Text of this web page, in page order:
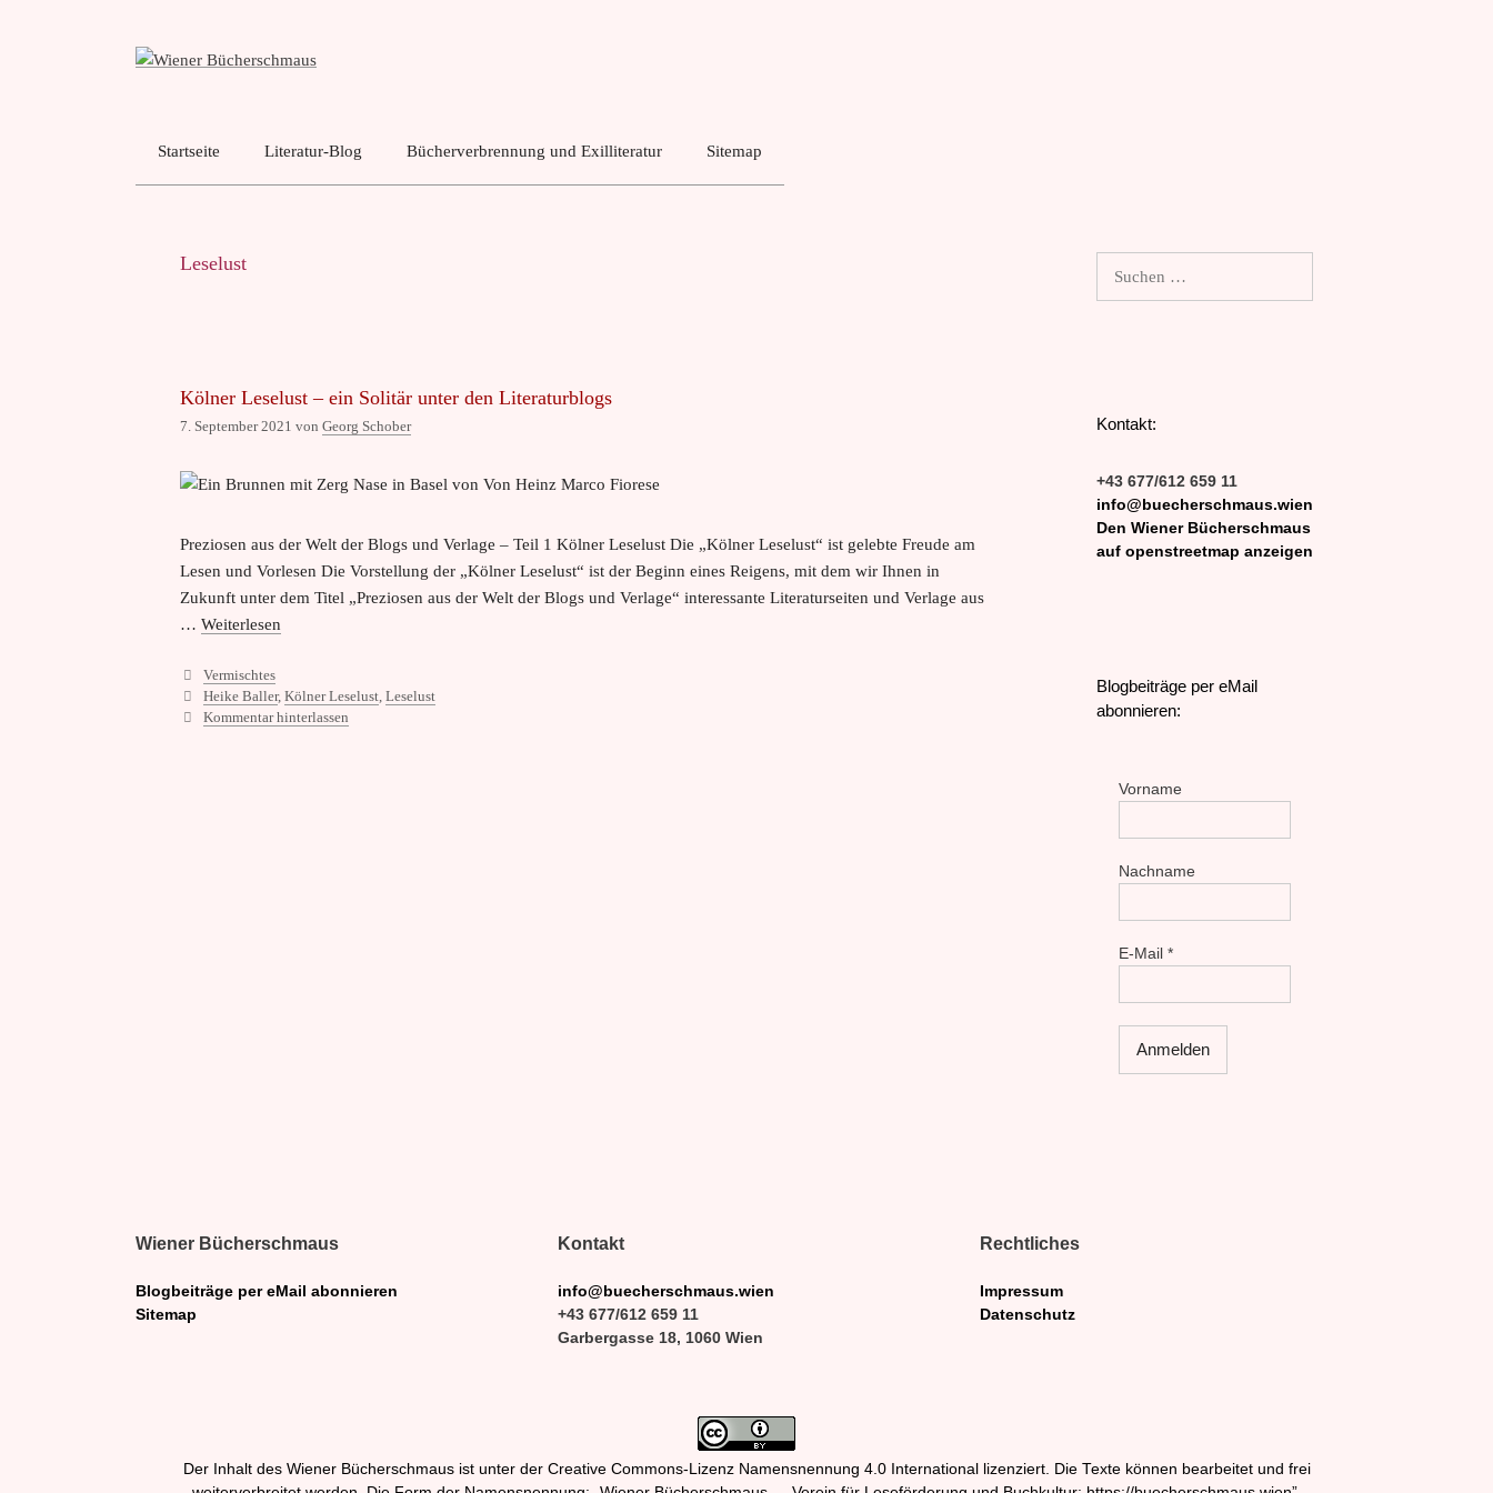
Startseite Literatur-Blog Bücherverbrennung und Exilliteratur Sitemap
Leselust
Kölner Leselust – ein Solitär unter den Literaturblogs
7. September 2021 von Georg Schober
Preziosen aus der Welt der Blogs und Verlage – Teil 1 Kölner Leselust Die „Kölner Leselust“ ist gelebte Freude am
Lesen und Vorlesen Die Vorstellung der „Kölner Leselust“ ist der Beginn eines Reigens, mit dem wir Ihnen in
Zukunft unter dem Titel „Preziosen aus der Welt der Blogs und Verlage“ interessante Literaturseiten und Verlage aus
… Weiterlesen
Kategorien
Vermischtes
Schlagwörter
Heike Baller, Kölner Leselust, Leselust
Kommentar hinterlassen
nach:
Kontakt:
+43 677/612 659 11
info@buecherschmaus.wien
Den Wiener Bücherschmaus
auf openstreetmap anzeigen
Blogbeiträge per eMail
abonnieren:
Vorname
Nachname
E-Mail *
Wiener Bücherschmaus
Blogbeiträge per eMail abonnieren
Sitemap
Kontakt
info@buecherschmaus.wien
+43 677/612 659 11
Garbergasse 18, 1060 Wien
Rechtliches
Impressum
Datenschutz
Der Inhalt des Wiener Bücherschmaus ist unter der Creative Commons-Lizenz Namensnennung 4.0 International lizenziert. Die Texte können bearbeitet und frei